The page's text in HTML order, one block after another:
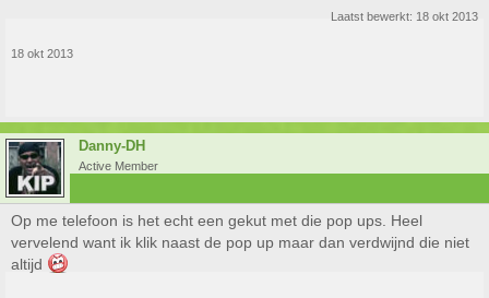
Laatst bewerkt: 18 okt 2013
18 okt 2013
Danny-DH
Active Member
Op me telefoon is het echt een gekut met die pop ups. Heel
vervelend want ik klik naast de pop up maar dan verdwijnd die niet
altijd